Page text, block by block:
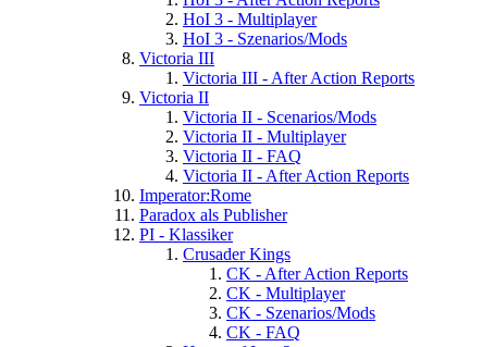
HoI 3 - Multiplayer
HoI 3 - Szenarios/Mods
Victoria III
Victoria III - After Action Reports
Victoria II
Victoria II - Scenarios/Mods
Victoria II - Multiplayer
Victoria II - FAQ
Victoria II - After Action Reports
Imperator:Rome
Paradox als Publisher
PI - Klassiker
Crusader Kings
CK - After Action Reports
CK - Multiplayer
CK - Szenarios/Mods
CK - FAQ